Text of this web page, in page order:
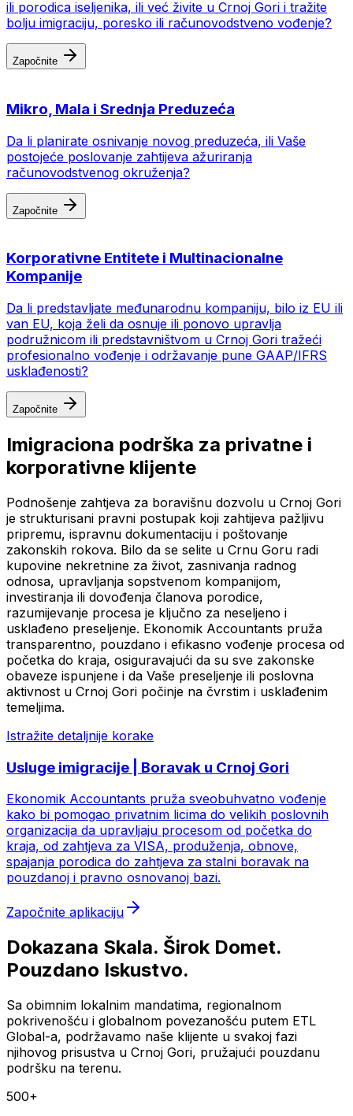
ili porodica iseljenika, ili već živite u Crnoj Gori i tražite
bolju imigraciju, poresko ili računovodstveno vođenje?
Započnite
Mikro, Mala i Srednja Preduzeća
Da li planirate osnivanje novog preduzeća, ili Vaše
postojeće poslovanje zahtijeva ažuriranja
računovodstvenog okruženja?
Započnite
Korporativne Entitete i Multinacionalne
Kompanije
Da li predstavljate međunarodnu kompaniju, bilo iz EU ili
van EU, koja želi da osnuje ili ponovo upravlja
podružnicom ili predstavništvom u Crnoj Gori tražeći
profesionalno vođenje i održavanje pune GAAP/IFRS
usklađenosti?
Započnite
Imigraciona podrška za privatne i
korporativne klijente
Podnošenje zahtjeva za boravišnu dozvolu u Crnoj Gori
je strukturisani pravni postupak koji zahtijeva pažljivu
pripremu, ispravnu dokumentaciju i poštovanje
zakonskih rokova. Bilo da se selite u Crnu Goru radi
kupovine nekretnine za život, zasnivanja radnog
odnosa, upravljanja sopstvenom kompanijom,
investiranja ili dovođenja članova porodice,
razumijevanje procesa je ključno za neseljeno i
usklađeno preseljenje. Ekonomik Accountants pruža
transparentno, pouzdano i efikasno vođenje procesa od
početka do kraja, osiguravajući da su sve zakonske
obaveze ispunjene i da Vaše preseljenje ili poslovna
aktivnost u Crnoj Gori počinje na čvrstim i usklađenim
temeljima.
Istražite detaljnije korake
Usluge imigracije | Boravak u Crnoj Gori
Ekonomik Accountants pruža sveobuhvatno vođenje
kako bi pomogao privatnim licima do velikih poslovnih
organizacija da upravljaju procesom od početka do
kraja, od zahtjeva za VISA, produženja, obnove,
spajanja porodica do zahtjeva za stalni boravak na
pouzdanoj i pravno osnovanoj bazi.
Započnite aplikaciju
Dokazana Skala. Širok Domet.
Pouzdano Iskustvo.
Sa obimnim lokalnim mandatima, regionalnom
pokrivenošću i globalnom povezanošću putem ETL
Global-a, podržavamo naše klijente u svakoj fazi
njihovog prisustva u Crnoj Gori, pružajući pouzdanu
podršku na terenu.
500+